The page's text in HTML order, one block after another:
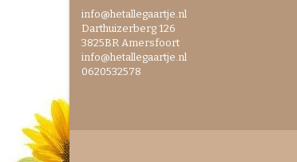
info@hetallegaartje.nl
Darthuizerberg 126
3825BR Amersfoort
info@hetallegaartje.nl
0620532578